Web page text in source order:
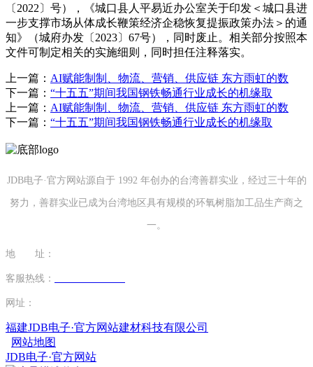
〔2022〕号），《城口县人平易近办公室关于印发＜城口县进
一步支撑市场从体成长鞭策经济企稳恢复提振政策办法＞的通
知》（城府办发〔2023〕67号），同时废止。相关部分按照本
文件可制定相关的实施细则，同时担任注释落实。
上一篇： AI赋能制制、物流、营销、供应链 东方雨虹的数
下一篇： “十五五”期间我国钢铁畅通行业成长的机缘取
上一篇： AI赋能制制、物流、营销、供应链 东方雨虹的数
下一篇： “十五五”期间我国钢铁畅通行业成长的机缘取
JDB电子·官方网站源自于 1992 年创办的台湾善群实业，经过三十年的
努力，善群实业已成为台湾地区具有规模的环氧树脂加工品生产商之
一。
地 址：
客服热线：
网址：
福建JDB电子·官方网站建材科技有限公司
网站地图
JDB电子·官方网站